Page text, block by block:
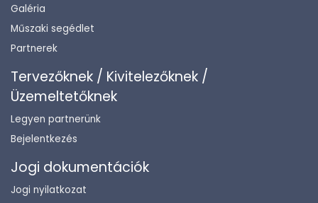
Galéria
Műszaki segédlet
Partnerek
Tervezőknek / Kivitelezőknek /
Üzemeltetőknek
Legyen partnerünk
Bejelentkezés
Jogi dokumentációk
Jogi nyilatkozat